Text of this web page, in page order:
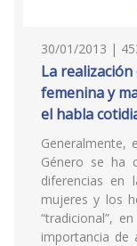
30/01/2013 |
La
femenina y
el habla
Generalmente,
Género se ha
diferencias en
mujeres y los
“tradicional”,
importancia de